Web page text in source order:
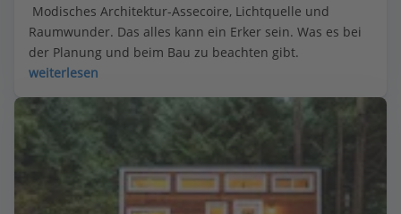
Modisches Architektur-Assecoire, Lichtquelle und
Raumwunder. Das alles kann ein Erker sein. Was es bei
der Planung und beim Bau zu beachten gibt.
weiterlesen